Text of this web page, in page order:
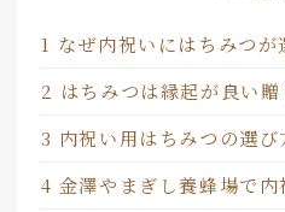
1 なぜ内祝いにはちみつが
2 はちみつは縁起が良い贈
3 内祝い用はちみつの選び
4 金澤やまぎし養蜂場で